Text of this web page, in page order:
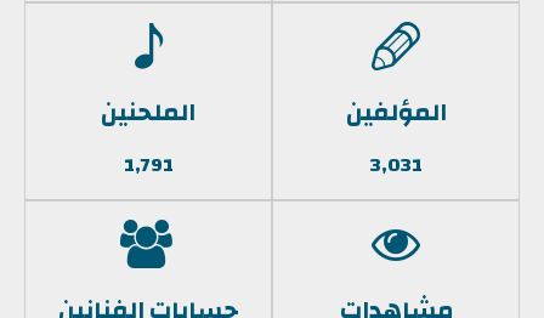
المؤلفين
3,031
الملحنين
1,791